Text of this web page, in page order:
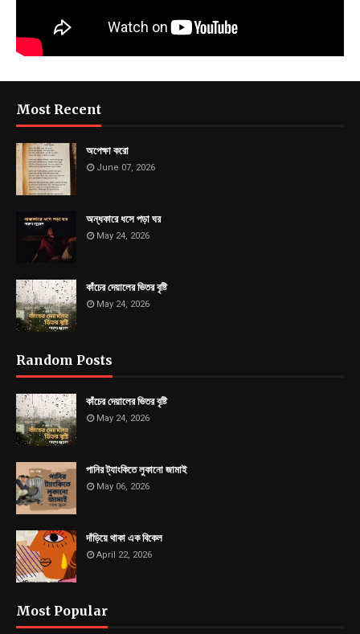
Most Recent
অপেক্ষা করো
June 07, 2026
অন্ধকারে ধসে পড়া ঘর
May 24, 2026
কাঁচের দেয়ালের ভিতর বৃষ্টি
May 24, 2026
Random Posts
কাঁচের দেয়ালের ভিতর বৃষ্টি
May 24, 2026
পানির ট্যাংকিতে লুকানো জামাই
May 06, 2026
দাঁড়িয়ে থাকা এক বিকেল
April 22, 2026
Most Popular